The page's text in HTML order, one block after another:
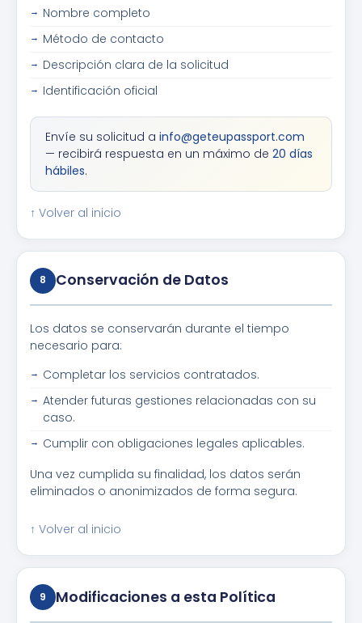
Nombre completo
Método de contacto
Descripción clara de la solicitud
Identificación oficial
Envíe su solicitud a info@geteupassport.com
— recibirá respuesta en un máximo de 20 días
hábiles.
↑ Volver al inicio
8 Conservación de Datos
Los datos se conservarán durante el tiempo
necesario para:
Completar los servicios contratados.
Atender futuras gestiones relacionadas con su
caso.
Cumplir con obligaciones legales aplicables.
Una vez cumplida su finalidad, los datos serán
eliminados o anonimizados de forma segura.
↑ Volver al inicio
9 Modificaciones a esta Política